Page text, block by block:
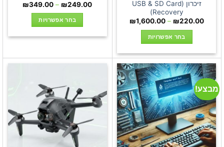
זיכרון (USB & SD Card
Recovery)
₪220.00
–
₪1,600.00
בחר אפשרויות
זה
יש
מספר
סוגים.
ניתן
לבחור
את
האפשרויות
בעמוד
₪249.00
–
₪349.00
טווח
בחר אפשרויות
מספר
ניתן
לבחור
את
האפשרויות
בעמוד
המוצר
מבצע!